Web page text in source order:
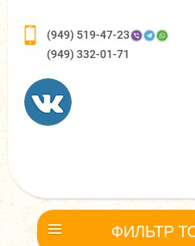
(949) 519-47-23
(949) 332-01-71
ФИЛЬТР